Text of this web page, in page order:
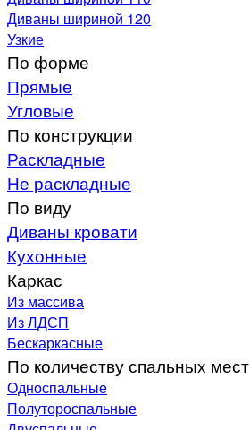
Диваны шириной 120
Узкие
По форме
Прямые
Угловые
По конструкции
Раскладные
Не раскладные
По виду
Диваны кровати
Кухонные
Каркас
Из массива
Из ЛДСП
Бескаркасные
По количеству спальных мест
Односпальные
Полутороспальные